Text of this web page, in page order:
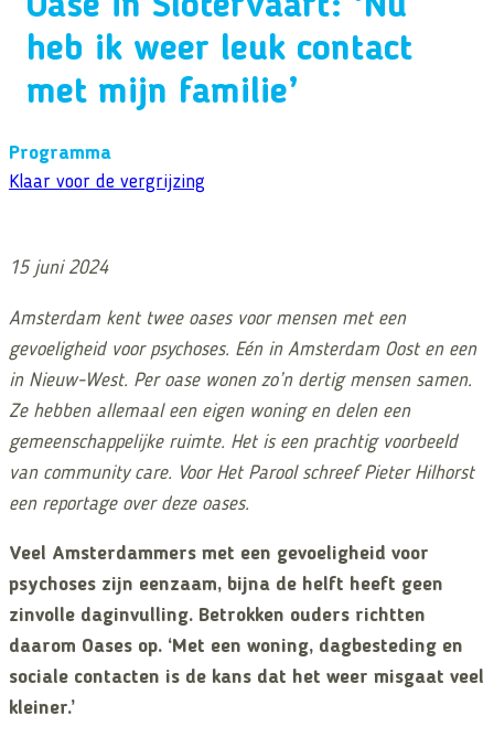
Oase in Slotervaart: ‘Nu
heb ik weer leuk contact
met mijn familie’
Programma
Klaar voor de vergrijzing
15 juni 2024
Amsterdam kent twee oases voor mensen met een
gevoeligheid voor psychoses. Eén in Amsterdam Oost en een
in Nieuw-West. Per oase wonen zo’n dertig mensen samen.
Ze hebben allemaal een eigen woning en delen een
gemeenschappelijke ruimte. Het is een prachtig voorbeeld
van community care. Voor Het Parool schreef Pieter Hilhorst
een reportage over deze oases.
Veel Amsterdammers met een gevoeligheid voor
psychoses zijn eenzaam, bijna de helft heeft geen
zinvolle daginvulling. Betrokken ouders richtten
daarom Oases op. ‘Met een woning, dagbesteding en
sociale contacten is de kans dat het weer misgaat veel
kleiner.’